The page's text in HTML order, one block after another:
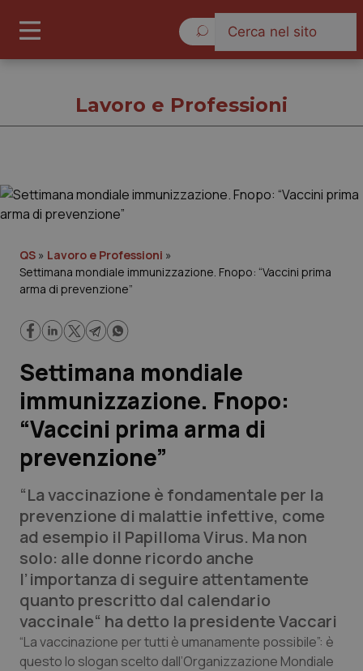
Governo e Parlamento
Regioni e Asl
Lavoro e Professioni
Scienza e Farmaci
Studi e Analisi
Lettere al direttore
Edizioni Regionali
QS Pro
Professionisti Sanitari.AI
Abruzzo
QS Pro Gold
Lavoro e Professioni
QS » Lavoro e Professioni »
Settimana mondiale immunizzazione. Fnopo: “Vaccini prima
arma di prevenzione”
Settimana mondiale
immunizzazione. Fnopo:
“Vaccini prima arma di
prevenzione”
“La vaccinazione è fondamentale per la
prevenzione di malattie infettive, come
ad esempio il Papilloma Virus. Ma non
solo: alle donne ricordo anche
l’importanza di seguire attentamente
quanto prescritto dal calendario
vaccinale“ ha detto la presidente Vaccari
“La vaccinazione per tutti è umanamente possibile”: è
questo lo slogan scelto dall’Organizzazione Mondiale